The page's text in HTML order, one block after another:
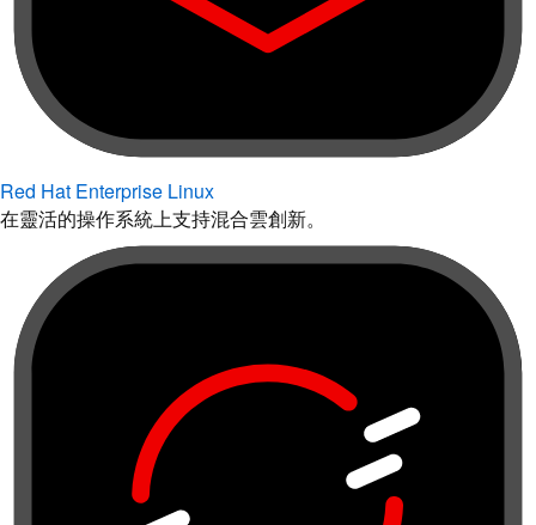
Red Hat Enterprise Linux
在靈活的操作系統上支持混合雲創新。